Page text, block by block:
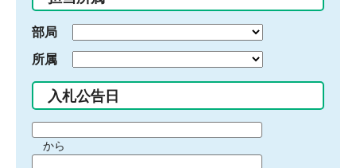
力
部局
所属
入札公告日
間から